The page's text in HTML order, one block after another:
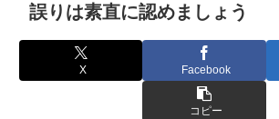
誤りは素直に認めましょう
X Facebook
コピー